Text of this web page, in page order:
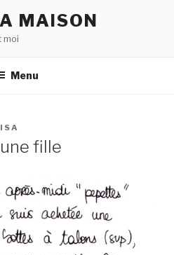
MAISON
moi
Menu
ISA
une fille